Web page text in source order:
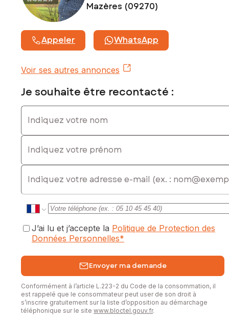
Mazères (09270)
Appeler WhatsApp
Voir ses autres annonces
Je souhaite être recontacté :
Indiquez votre nom
Indiquez votre prénom
E-mail
J’ai lu et j’accepte la Politique de Protection des
Données Personnelles*
Envoyer ma demande
Conformément à l’article L.223-2 du Code de la consommation, il
est rappelé que le consommateur peut user de son droit à
s’inscrire gratuitement sur la liste d’opposition au démarchage
téléphonique sur le site www.bloctel.gouv.fr.